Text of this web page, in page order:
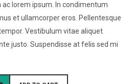
ac lorem ipsum. In condimentum
et ullamcorper eros. Pellentesque
Vestibulum vitae aliquet
justo. Suspendisse at felis sed mi